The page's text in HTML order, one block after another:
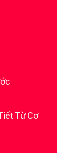
Từ Cơ